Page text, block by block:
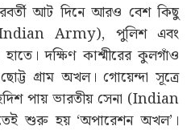
আট দিনে আরও বেশ কিছু
(Indian Army), পুলিশ এবং
দক্ষিণ কাশ্মীরের কুলগাঁও
গ্রাম অখল। গোয়েন্দা সূত্রে
পায় ভারতীয় সেনা (Indian
শুরু হয় ‘অপারেশন অখল’।